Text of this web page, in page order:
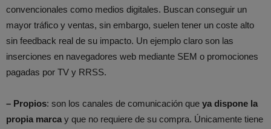
convencionales como medios digitales. Buscan conseguir un
mayor tráfico y ventas, sin embargo, suelen tener un coste alto
sin feedback real de su impacto. Un ejemplo claro son las
inserciones en navegadores web mediante SEM o promociones
pagadas por TV y RRSS.
– Propios: son los canales de comunicación que ya dispone la
propia marca y que no requiere de su compra. Únicamente tiene